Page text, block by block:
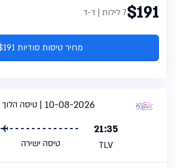
$1917 לילות | ד-ד
מחיר טיסות סודיות $191
טיסה הלוך
10-08-2026
21:35
TLV טיסה ישירה